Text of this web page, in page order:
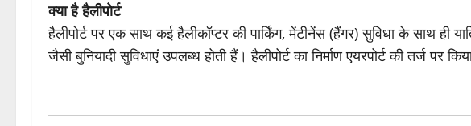
क्या है हैलीपोर्ट
हैलीपोर्ट पर एक साथ कई हैलीकॉप्टर की पार्किंग, मेंटीनेंस (हैंगर) सुविधा के साथ ही
जैसी बुनियादी सुविधाएं उपलब्ध होती हैं। हैलीपोर्ट का निर्माण एयरपोर्ट की तर्ज पर